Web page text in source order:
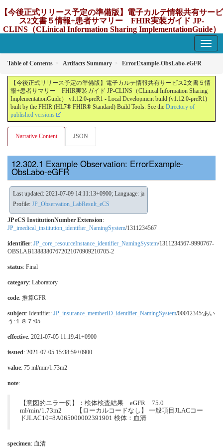
【今後正式リリース予定の準備版】電子カルテ情報共有サービ
ス2文書５情報+患者サマリー FHIR実装ガイド JP-
CLINS（CLinical Information Sharing ImplementationGuide）
Table of Contents Artifacts Summary ErrorExample-ObsLabo-eGFR
【今後正式リリース予定の準備版】電子カルテ情報共有サービス2文書５情
報+患者サマリー FHIR実装ガイド JP-CLINS（CLinical Information Sharing
ImplementationGuide） v1.12.0-preR1 - Local Development build (v1.12.0-preR1)
built by the FHIR (HL7® FHIR® Standard) Build Tools. See the Directory of
published versions
Narrative Content JSON
Example Observation: ErrorExample-
ObsLabo-eGFR
Last updated: 2021-07-09 14:11:13+0900; Language: ja
Profile: JP_Observation_LabResult_eCS
JP eCS InstitutionNumber Extension:
JP_imedical_institution_identifier_NamingSystem/1311234567
identifier: JP_core_resourceInstance_identifier_NamingSystem/1311234567-9990767-
OBSLAB13883807672021070909210705-2
status: Final
category: Laboratory
code: 推算GFR
subject: Identifier: JP_insurance_memberID_identifier_NamingSystem/00012345:あい
う:１８７:05
effective: 2021-07-05 11:19:41+0900
issued: 2021-07-05 15:38:59+0900
value: 75 ml/min/1.73m2
note:
【意図的エラー例】：検体検査結果 eGFR 75.0
ml/min/1.73m2 【ローカルコードなし】 一般項目JLACコー
ドJLAC10=8A065000002391901 検体：血清
specimen: 血清